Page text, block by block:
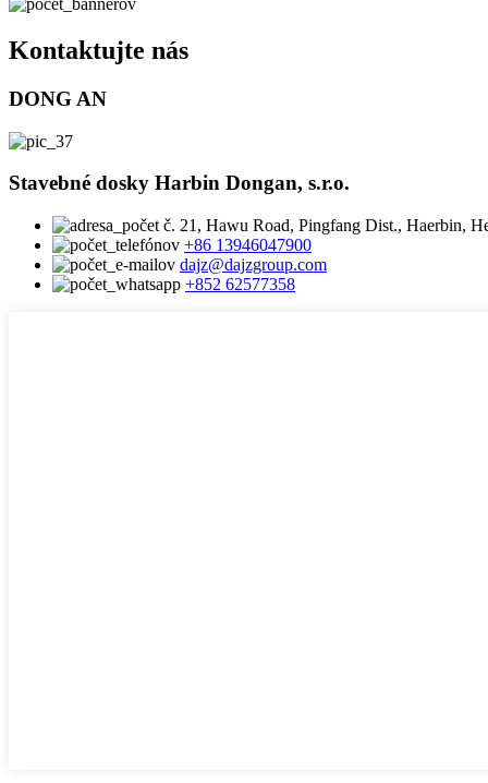
Kontaktujte nás
DONG AN
Stavebné dosky Harbin Dongan, s.r.o.
č. 21, Hawu Road, Pingfang Dist., Haerbin,
+86 13946047900
dajz@dajzgroup.com
+852 62577358